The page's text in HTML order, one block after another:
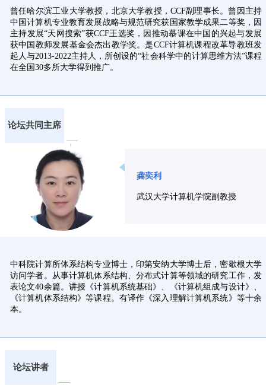
曾任哈尔滨工业大学教授，北京大学教授，CCF副理事长。曾因主持
中国计算机专业教育发展战略与规范研究获国家教学成果二等奖，因
主持发展“天网搜索”获CCF王选奖，因推动慕课在中国的兴起与发展
获中国教师发展基金会杰出教学奖。是CCF计算机课程改革导教班发
起人与2013-2022主持人，所创设的“社会科学中的计算思维方法”课程
在全国30多所大学得到推广。
论坛共同主席
龚奕利
武汉大学计算机学院副教授
中科院计算所体系结构专业博士，印第安纳大学博士后，密歇根大学
访问学者。从事计算机体系结构、分布式计算等领域的研究工作，发
表论文40余篇。讲授《计算机系统基础》、《计算机组成与设计》、
《计算机体系结构》等课程。有译作《深入理解计算机系统》等十余
本。
论坛讲者